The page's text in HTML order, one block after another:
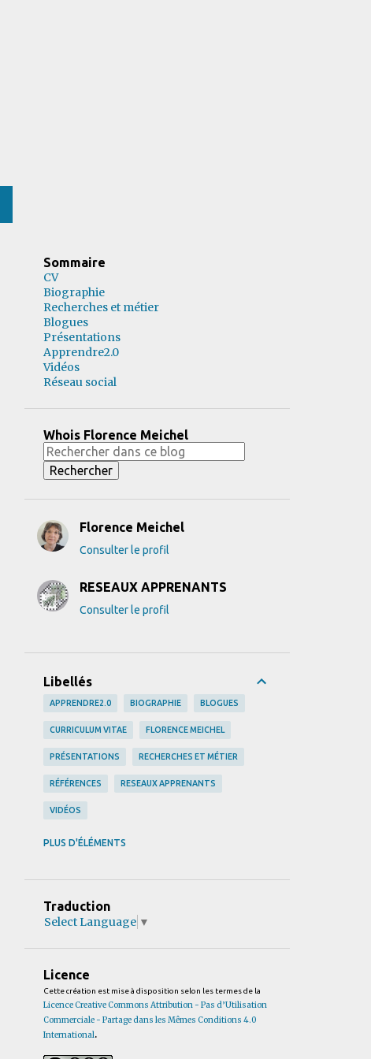
Sommaire
CV
Biographie
Recherches et métier
Blogues
Présentations
Apprendre2.0
Vidéos
Réseau social
Whois Florence Meichel
Florence Meichel
Consulter le profil
RESEAUX APPRENANTS
Consulter le profil
Libellés
APPRENDRE2.0 BIOGRAPHIE BLOGUES
CURRICULUM VITAE FLORENCE MEICHEL
PRÉSENTATIONS RECHERCHES ET MÉTIER
RÉFÉRENCES RESEAUX APPRENANTS
VIDÉOS
PLUS D'ÉLÉMENTS
Traduction
Select Language ▼
Licence
Cette création est mise à disposition selon les termes de la
Licence Creative Commons Attribution - Pas d’Utilisation
Commerciale - Partage dans les Mêmes Conditions 4.0
International.